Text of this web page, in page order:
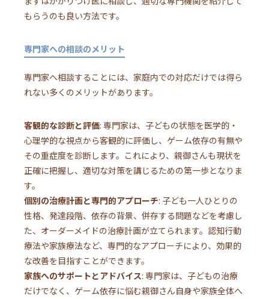
もらうのも良い方法です。
専門家への相談のメリット
専門家へ相談することには、家庭内での対応だけでは得ら
れない多くのメリットがあります。
客観的な診断と評価: 専門家は、子どもの状態を医学的・
心理学的な視点から客観的に評価し、ゲーム依存の有無や
その重症度を診断します。これにより、親御さんも現状を
正確に把握し、適切な対策を講じるための第一歩となりま
す。
個別の治療計画と専門的アプローチ: 子ども一人ひとりの
性格、発達段階、依存の背景、併存する問題などを考慮し
た、オーダーメイドの治療計画が立てられます。認知行動
療法や家族療法など、専門的なアプローチにより、効果的
な改善を目指すことができます。
家族へのサポートとアドバイス: 専門家は、子どもの治療
だけでなく、ゲーム依存に悩む親御さん自身や家族全体へ